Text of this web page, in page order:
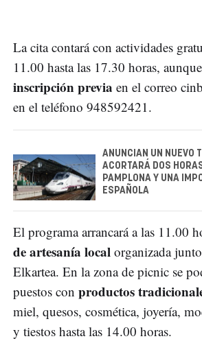
La cita contará con actividades
11.00 hasta las 17.30 horas,
inscripción previa en el correo
en el teléfono 948592421.
ANUNCIAN UN NUEVO
ACORTARÁ DOS
PAMPLONA Y UNA
ESPAÑOLA
El programa arrancará a las 11.00
de artesanía local organizada
Elkartea. En la zona de picnic se
puestos con productos
miel, quesos, cosmética, joyería,
y tiestos hasta las 14.00 horas.